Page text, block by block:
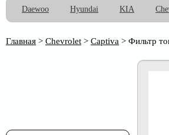
Daewoo Hyundai KIA
Главная > Chevrolet > Captiva > Фильтр